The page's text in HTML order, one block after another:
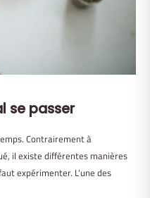
se passer
Contrairement à
il existe différentes manières
expérimenter. L'une des